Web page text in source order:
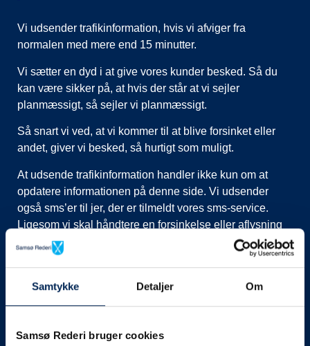
Samtykke Detaljer Om
Samsø Rederi bruger cookies
Vi udsender trafikinformation, hvis vi afviger fra
normalen med mere end 15 minutter.
Vi sætter en dyd i at give vores kunder besked. Så du
kan være sikker på, at hvis der står at vi sejler
planmæssigt, så sejler vi planmæssigt.
Så snart vi ved, at vi kommer til at blive forsinket eller
andet, giver vi besked, så hurtigt som muligt.
At udsende trafikinformation handler ikke kun om at
opdatere informationen på denne side. Vi udsender
også sms’er til jer, der er tilmeldt vores sms-service.
Ligesom vi skal håndtere en forsinkelse eller aflysning
ved at lukke afgange i vores system, evt. flytte kunder til
nye afgange, ringe til vognmænd der skal have flyttet
her på siden og ikke ringe eller skrive til os, da vi ikke